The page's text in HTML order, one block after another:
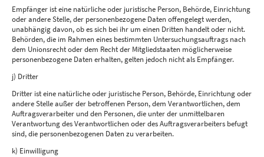
Empfänger ist eine natürliche oder juristische Person, Behörde, Einrichtung
oder andere Stelle, der personenbezogene Daten offengelegt werden,
unabhängig davon, ob es sich bei ihr um einen Dritten handelt oder nicht.
Behörden, die im Rahmen eines bestimmten Untersuchungsauftrags nach
dem Unionsrecht oder dem Recht der Mitgliedstaaten möglicherweise
personenbezogene Daten erhalten, gelten jedoch nicht als Empfänger.
j) Dritter
Dritter ist eine natürliche oder juristische Person, Behörde, Einrichtung oder
andere Stelle außer der betroffenen Person, dem Verantwortlichen, dem
Auftragsverarbeiter und den Personen, die unter der unmittelbaren
Verantwortung des Verantwortlichen oder des Auftragsverarbeiters befugt
sind, die personenbezogenen Daten zu verarbeiten.
k) Einwilligung